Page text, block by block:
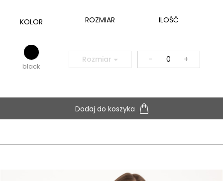
KOLOR ROZMIAR ILOŚĆ
black
Rozmiar - +
Dodaj do koszyka